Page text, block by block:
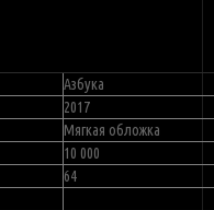
Азбука
2017
Мягкая обложка
10 000
64